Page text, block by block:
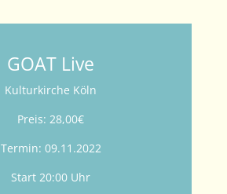
GOAT Live
Kulturkirche Köln
Preis: 28,00€
Termin: 09.11.2022
Start 20:00 Uhr